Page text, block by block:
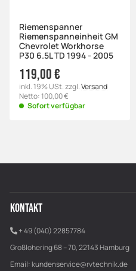
Riemenspanner
Riemenspanneinheit GM
Chevrolet Workhorse
P30 6.5L TD 1994 - 2005
119,00 €
inkl. 19% USt. zzgl.Versand
Netto: 100,00 €
Sofort verfügbar
KONTAKT
+ 49 (040) 22857784
Großlohering 68 – 70, 22143 Hamburg
Email: kundenservice@rvtechnik.de